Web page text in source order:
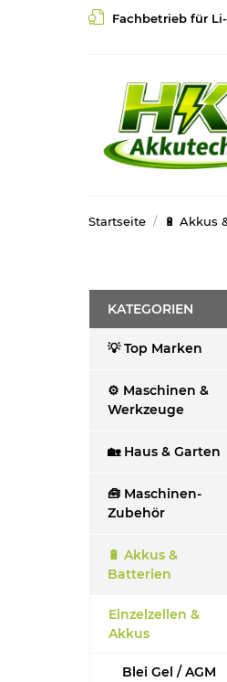
Fachbetrieb für
Startseite 🔋 Akkus
KATEGORIEN
💡 Top Marken
⚙️ Maschinen &
Werkzeuge
🏡 Haus & Garten
🧰 Maschinen-
Zubehör
🔋 Akkus &
Batterien
Einzelzellen &
Akkus
Blei Gel / AGM